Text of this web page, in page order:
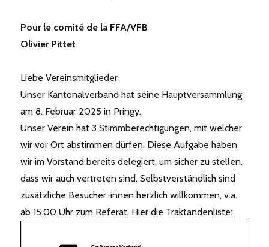
Pour le comité de la FFA/VFB
Olivier Pittet
Liebe Vereinsmitglieder
Unser Kantonalverband hat seine Hauptversammlung
am 8. Februar 2025 in Pringy.
Unser Verein hat 3 Stimmberechtigungen, mit welcher
wir vor Ort abstimmen dürfen. Diese Aufgabe haben
wir im Vorstand bereits delegiert, um sicher zu stellen,
dass wir auch vertreten sind. Selbstverständlich sind
zusätzliche Besucher-innen herzlich willkommen, v.a.
ab 15.00 Uhr zum Referat. Hier die Traktandenliste: